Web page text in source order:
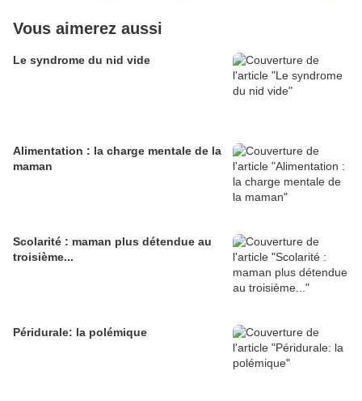
Vous aimerez aussi
Le syndrome du nid vide
Alimentation : la charge mentale de la
maman
Scolarité : maman plus détendue au
troisième...
Péridurale: la polémique